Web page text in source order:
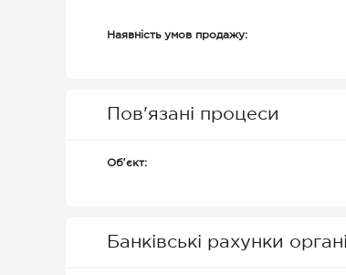
Наявність умов продажу:
Пов'язані процеси
Обʼєкт:
Банківські рахунки